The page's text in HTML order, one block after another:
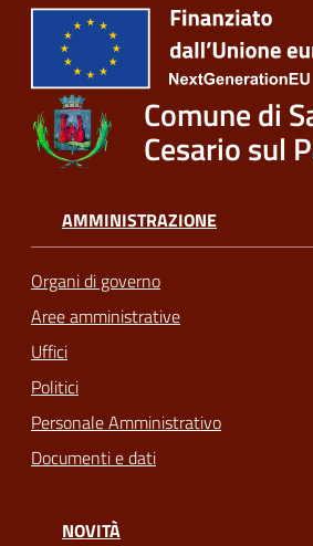
Seguici
Comune di
Cesario sul
AMMINISTRAZIONE
Organi di governo
Aree amministrative
Uffici
Politici
Personale Amministrativo
Documenti e dati
NOVITÀ